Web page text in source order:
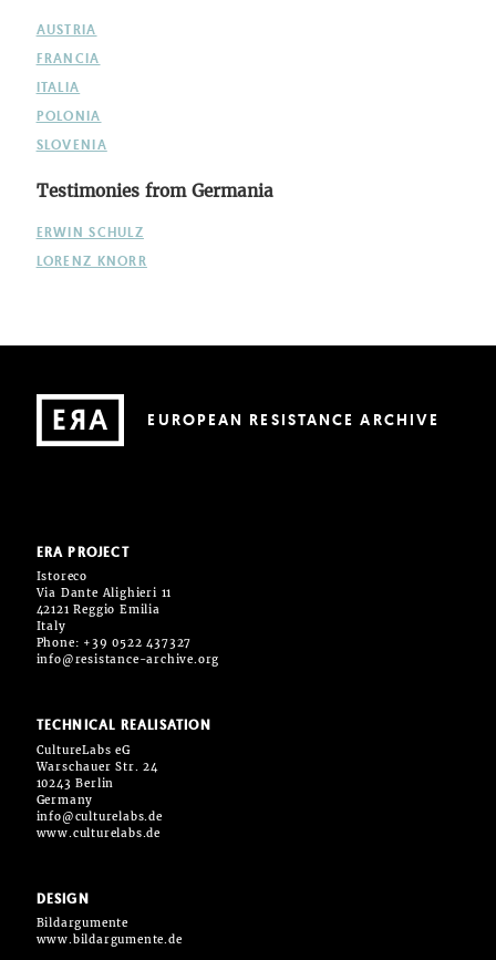
AUSTRIA
FRANCIA
ITALIA
POLONIA
SLOVENIA
Testimonies from Germania
ERWIN SCHULZ
LORENZ KNORR
EUROPEAN RESISTANCE ARCHIVE
ERA PROJECT
Istoreco
Via Dante Alighieri 11
42121 Reggio Emilia
Italy
Phone: +39 0522 437327
info@resistance-archive.org
TECHNICAL REALISATION
CultureLabs eG
Warschauer Str. 24
10243 Berlin
Germany
info@culturelabs.de
www.culturelabs.de
DESIGN
Bildargumente
www.bildargumente.de